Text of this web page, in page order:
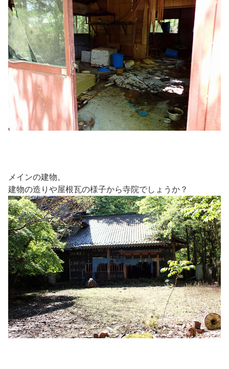
メインの建物。
建物の造りや屋根瓦の様子から寺院でしょうか？